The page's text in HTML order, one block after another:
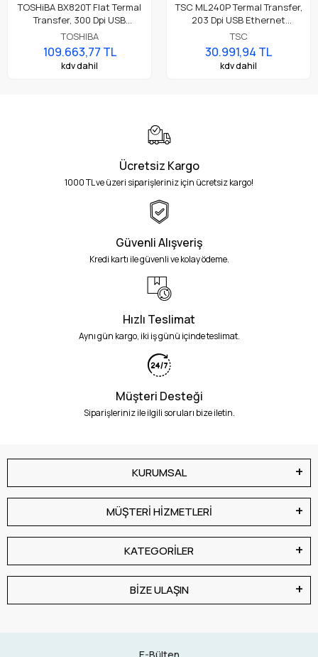
TOSHiBA BX820T Flat Termal
Transfer, 300 Dpi USB
Ethernet, 8" A4 Premium
Endüstriyel Barkod Etiket
Yazıcı
TOSHIBA
109.663,77 TL
kdv dahil
TSC ML240P Termal Transfer,
203 Dpi USB Ethernet
Endüstriyel Barkod Etiket
Rulo Yazıcı
TSC
30.991,94 TL
kdv dahil
Ücretsiz Kargo
1000 TL ve üzeri siparişleriniz için ücretsiz kargo!
Güvenli Alışveriş
Kredi kartı ile güvenli ve kolay ödeme.
Hızlı Teslimat
Aynı gün kargo, iki iş günü içinde teslimat.
Müşteri Desteği
Siparişleriniz ile ilgili soruları bize iletin.
KURUMSAL
MÜŞTERİ HİZMETLERİ
KATEGORİLER
BİZE ULAŞIN